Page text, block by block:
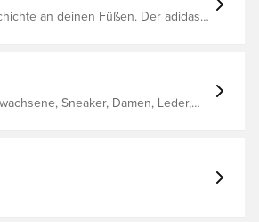
an deinen Füßen. Der adidas
aber auch mit neuen Details
T-förmigen Zehenbereich.
Obermaterial aus
Sneaker, Damen, Leder,